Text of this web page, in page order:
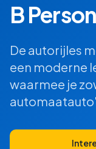
B
De autorijles
een moderne
waarmee je